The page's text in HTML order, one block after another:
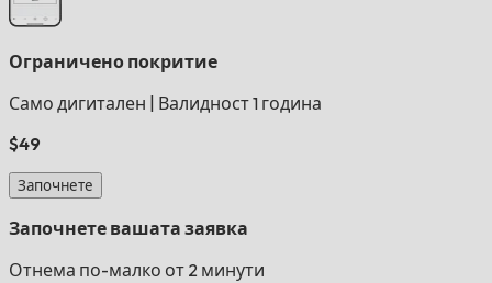
Ограничено покритие
Само дигитален
Валидност 1 година
$49
Започнете
Започнете вашата заявка
Отнема по-малко от 2 минути